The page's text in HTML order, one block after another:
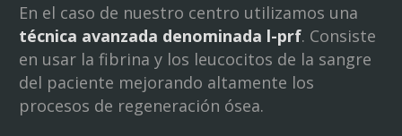
En el caso de nuestro centro utilizamos una
técnica avanzada denominada l-prf. Consiste
en usar la fibrina y los leucocitos de la sangre
del paciente mejorando altamente los
procesos de regeneración ósea.